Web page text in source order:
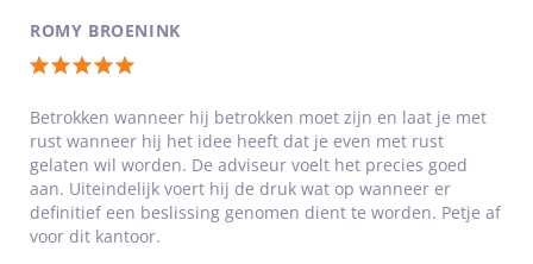
sterren
ROMY BROENINK
Totale
waardering:
5
van
5
sterren
Betrokken wanneer hij betrokken moet zijn en laat je met
rust wanneer hij het idee heeft dat je even met rust
gelaten wil worden. De adviseur voelt het precies goed
aan. Uiteindelijk voert hij de druk wat op wanneer er
definitief een beslissing genomen dient te worden. Petje af
voor dit kantoor.